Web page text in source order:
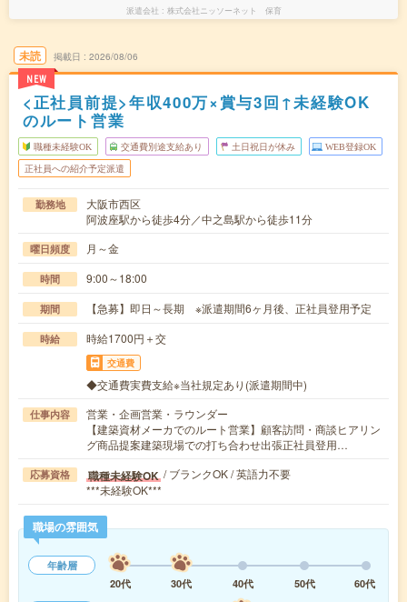
派遣会社 株式会社ニッソーネット 保育
未読
NEW
掲載日 2026/08/06
<正社員前提>年収400万×賞与3回↑未経験OK
のルート営業
職種未経験OK 交通費別途支給あり 土日祝日が休み WEB登録OK
正社員への紹介予定派遣
勤務地
大阪市西区
阿波座駅から徒歩4分／中之島駅から徒歩11分
曜日頻度 月～金
時間 9:00～18:00
期間 【急募】即日～長期 ※派遣期間6ヶ月後、正社員登用予定
時給 時給1700円＋交
交通費
◆交通費実費支給※当社規定あり(派遣期間中)
仕事内容
営業・企画営業・ラウンダー
【建築資材メーカでのルート営業】顧客訪問・商談ヒアリン
グ商品提案建築現場での打ち合わせ出張正社員登用…
応募資格 職種未経験OK / ブランクOK / 英語力不要
***未経験OK***
職場の雰囲気
年齢層
20代
30代 40代 50代
60代